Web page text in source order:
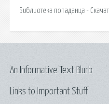
Библиотека попаданца -
Links to Important Stuff
An Informative Text Blurb